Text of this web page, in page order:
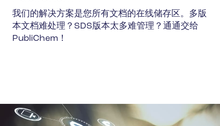
我们的解决方案是您所有文档的在线储存区。多版
本文档难处理？SDS版本太多难管理？通通交给
PubliChem！